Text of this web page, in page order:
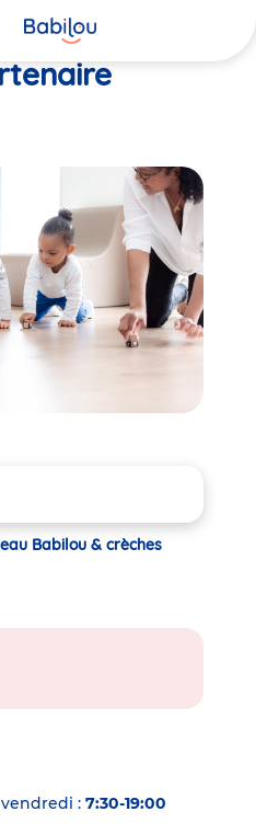
Babilou & crèches
: 7:30-19:00